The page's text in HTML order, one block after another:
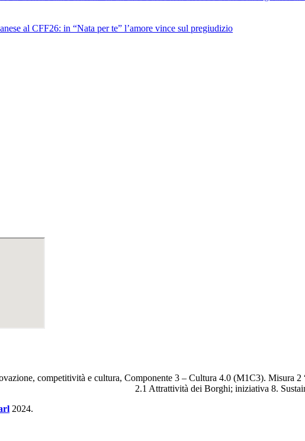
al CFF26: in “Nata per te” l’amore vince sul pregiudizio
competitività e cultura, Componente 3 – Cultura 4.0 (M1C3). Misura
2.1 Attrattività dei Borghi; iniziativa 8.
2024.